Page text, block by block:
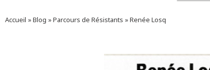
Accueil »Blog »Parcours de Résistants »Renée Losq